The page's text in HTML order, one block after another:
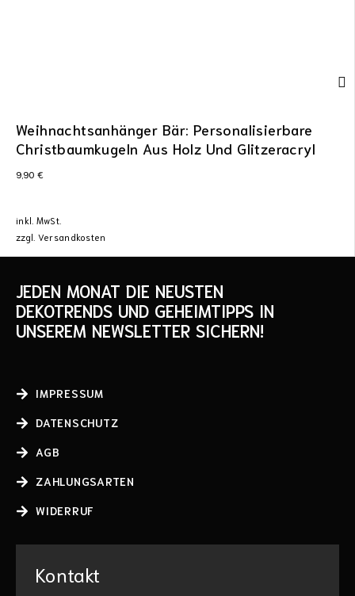
Weihnachtsanhänger Bär: Personalisierbare
Christbaumkugeln Aus Holz Und Glitzeracryl
9,90 €
inkl. MwSt.
zzgl. Versandkosten
JEDEN MONAT DIE NEUSTEN
DEKOTRENDS UND GEHEIMTIPPS IN
UNSEREM NEWSLETTER SICHERN!
IMPRESSUM
DATENSCHUTZ
AGB
ZAHLUNGSARTEN
WIDERRUF
Kontakt